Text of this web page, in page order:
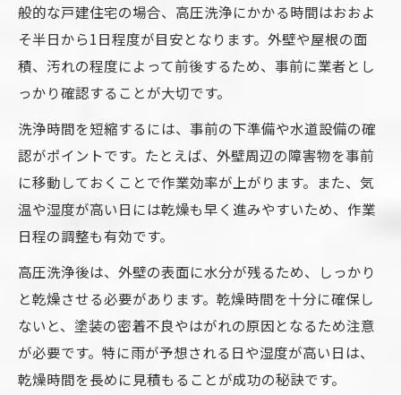
般的な戸建住宅の場合、高圧洗浄にかかる時間はおおよ
そ半日から1日程度が目安となります。外壁や屋根の面
積、汚れの程度によって前後するため、事前に業者とし
っかり確認することが大切です。
洗浄時間を短縮するには、事前の下準備や水道設備の確
認がポイントです。たとえば、外壁周辺の障害物を事前
に移動しておくことで作業効率が上がります。また、気
温や湿度が高い日には乾燥も早く進みやすいため、作業
日程の調整も有効です。
高圧洗浄後は、外壁の表面に水分が残るため、しっかり
と乾燥させる必要があります。乾燥時間を十分に確保し
ないと、塗装の密着不良やはがれの原因となるため注意
が必要です。特に雨が予想される日や湿度が高い日は、
乾燥時間を長めに見積もることが成功の秘訣です。